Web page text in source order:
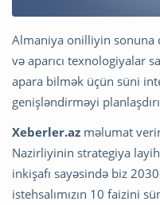
Almaniya onilliyin sonuna
və aparıcı texnologiyalar
apara bilmək üçün süni
genişləndirməyi
Xeberler.az məlumat
Nazirliyinin strategiya
inkişafı sayəsində biz
istehsalımızın 10 faizini